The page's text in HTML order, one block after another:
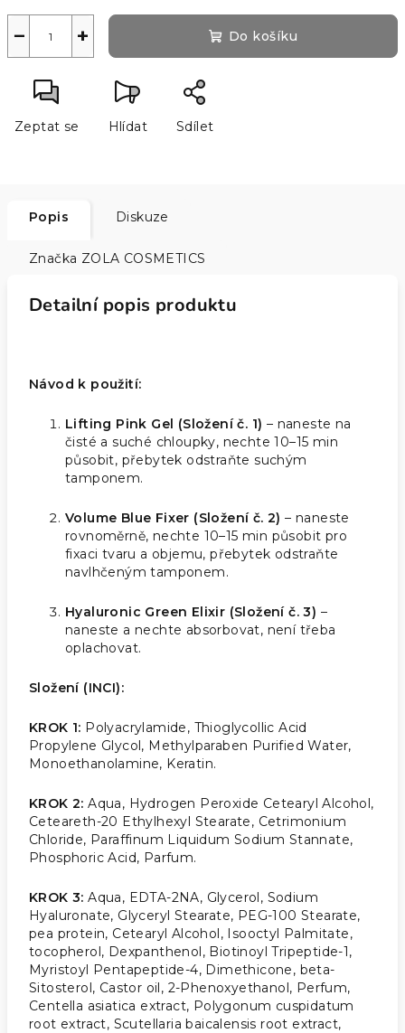
+
− Do košíku
Zeptat se Hlídat Sdílet
Popis Diskuze
Značka ZOLA COSMETICS
Detailní popis produktu
Návod k použití:
Lifting Pink Gel (Složení č. 1) – naneste na
čisté a suché chloupky, nechte 10–15 min
působit, přebytek odstraňte suchým
tamponem.
Volume Blue Fixer (Složení č. 2) – naneste
rovnoměrně, nechte 10–15 min působit pro
fixaci tvaru a objemu, přebytek odstraňte
navlhčeným tamponem.
Hyaluronic Green Elixir (Složení č. 3) –
naneste a nechte absorbovat, není třeba
oplachovat.
Složení (INCI):
KROK 1: Polyacrylamide, Thioglycollic Acid
Propylene Glycol, Methylparaben Purified Water,
Monoethanolamine, Keratin.
KROK 2: Aqua, Hydrogen Peroxide Cetearyl Alcohol,
Ceteareth-20 Ethylhexyl Stearate, Cetrimonium
Chloride, Paraffinum Liquidum Sodium Stannate,
Phosphoric Acid, Parfum.
KROK 3: Aqua, EDTA-2NA, Glycerol, Sodium
Hyaluronate, Glyceryl Stearate, PEG-100 Stearate,
pea protein, Cetearyl Alcohol, Isooctyl Palmitate,
tocopherol, Dexpanthenol, Biotinoyl Tripeptide-1,
Myristoyl Pentapeptide-4, Dimethicone, beta-
Sitosterol, Castor oil, 2-Phenoxyethanol, Perfum,
Centella asiatica extract, Polygonum cuspidatum
root extract, Scutellaria baicalensis root extract,